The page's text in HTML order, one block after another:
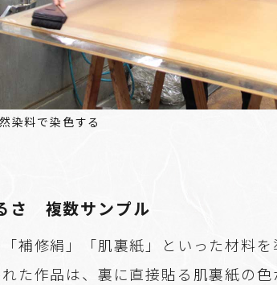
染料で染色する
さ 複数サンプル
補修絹」「肌裏紙」といった材料を
た作品は、裏に直接貼る肌裏紙の